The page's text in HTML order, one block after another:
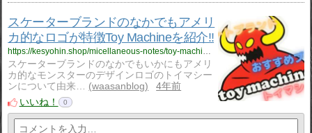
スケーターブランドのなかでもアメリ
カ的なロゴが特徴Toy Machineを紹介‼
https://kesyohin.shop/micellaneous-notes/toy-machine/1709/
スケーターブランドのなかでもいかにもアメリ
カ的なモンスターのデザインロゴのトイマシー
ンについて由来…
waasanblog
4年前
いいね！
0